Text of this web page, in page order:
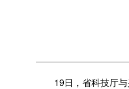
19日，省科技厅与